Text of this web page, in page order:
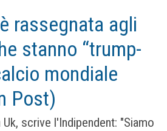
rassegnata agli
stanno “trump-
mondiale
Post)
Uk, scrive l'Indipendent: "Siamo